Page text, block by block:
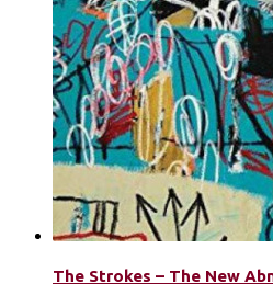
The Strokes – The New